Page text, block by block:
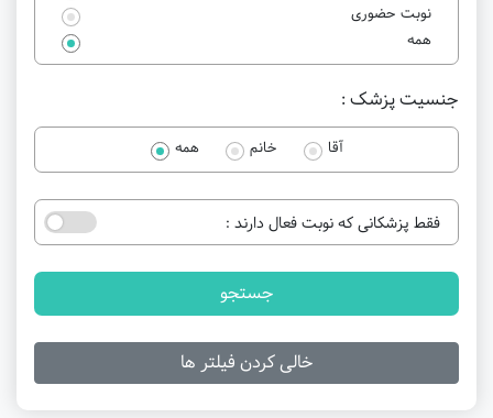
نوبت حضوری
همه
جنسیت پزشک :
آقا خانم همه
فقط پزشکانی که نوبت فعال دارند :
جستجو
خالی کردن فیلتر ها